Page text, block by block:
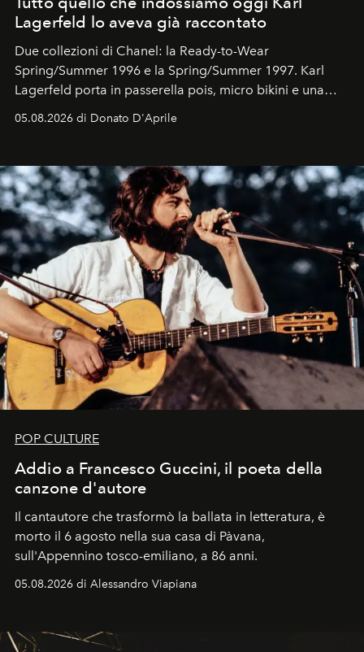
Lagerfeld lo aveva già raccontato
Due collezioni di Chanel: la Ready-to-Wear
Spring/Summer 1996 e la Spring/Summer 1997. Karl
Lagerfeld porta in passerella pois, micro bikini e una
Kate, Claudia e Carla una dietro l'altra. Trent'anni dopo,
uno dei documenti più contemporanei che abbiamo.
05.08.2026 di Donato D'Aprile
POP CULTURE
Addio a Francesco Guccini, il poeta della
canzone d'autore
Il cantautore che trasformò la ballata in letteratura, è
morto il 6 agosto nella sua casa di Pàvana,
sull'Appennino tosco-emiliano, a 86 anni.
05.08.2026 di Alessandro Viapiana